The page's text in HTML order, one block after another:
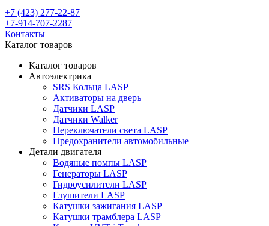
+7 (423) 277-22-87
+7-914-707-2287
Контакты
Каталог товаров
Каталог товаров
Автоэлектрика
SRS Кольца LASP
Активаторы на дверь
Датчики LASP
Датчики Walker
Переключатели света LASP
Предохранители автомобильные
Детали двигателя
Водяные помпы LASP
Генераторы LASP
Гидроусилители LASP
Глушители LASP
Катушки зажигания LASP
Катушки трамблера LASP